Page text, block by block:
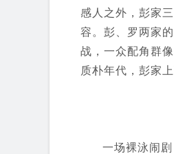
感人之外，彭家
容。彭、罗两家
战，一众配角群
质朴年代，彭家
一场裸泳闹